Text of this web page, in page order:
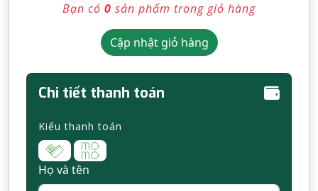
Bạn có 0 sản phẩm trong giỏ hàng
Cập nhật giỏ hàng
Chi tiết thanh toán
Kiểu thanh toán
Họ và tên